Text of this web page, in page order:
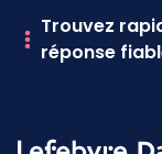
Trouvez
réponse